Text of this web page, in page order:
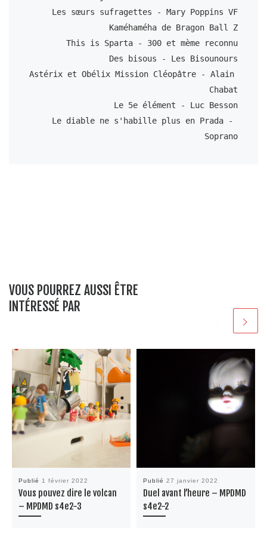
Les sœurs sufragettes - Mary Poppins VF
Kaméhaméha de Bragon Ball Z
This is Sparta - 300 et mème reconnu
Des bisous - Les Bisounours
Astérix et Obélix Mission Cléopâtre - Alain
Chabat
Le 5e élément - Luc Besson
Le diable ne s'habille plus en Prada -
Soprano
VOUS POURREZ AUSSI ÊTRE
INTÉRESSÉ PAR
Publié 1 février 2022
Vous pouvez dire le volcan
– MPDMD s4e2-3
Publié 27 janvier 2022
Duel avant l’heure – MPDMD
s4e2-2